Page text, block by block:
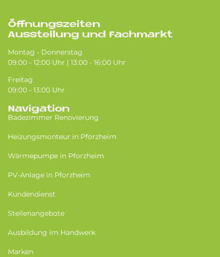
Öffnungszeiten
Ausstellung und Fachmarkt
Montag - Donnerstag
09:00 - 12:00 Uhr | 13:00 - 16:00 Uhr
Freitag
09:00 - 13:00 Uhr
Navigation
Badezimmer Renovierung
Heizungsmonteur in Pforzheim
Wärmepumpe in Pforzheim
PV-Anlage in Pforzheim
Kundendienst
Stellenangebote
Ausbildung im Handwerk
Marken